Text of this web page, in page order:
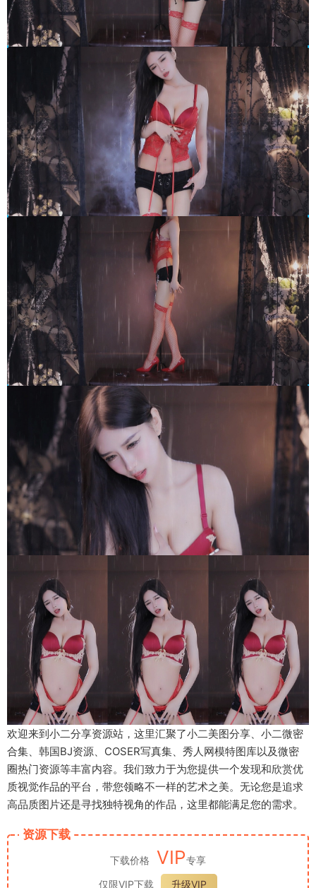
欢迎来到小二分享资源站，这里汇聚了小二美图分享、小二微密
合集、韩国BJ资源、COSER写真集、秀人网模特图库以及微密
圈热门资源等丰富内容。我们致力于为您提供一个发现和欣赏优
质视觉作品的平台，带您领略不一样的艺术之美。无论您是追求
高品质图片还是寻找独特视角的作品，这里都能满足您的需求。
资源下载
下载价格 VIP专享
仅限VIP下载
升级VIP